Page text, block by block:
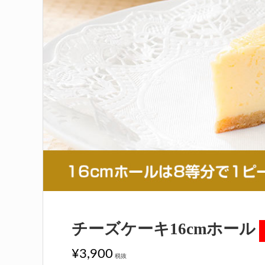
特定商取引法に基づく表
チーズケーキ16cmホール
¥3,900 税抜